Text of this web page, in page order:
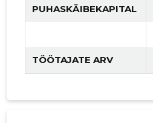
PUHASKÄIBEKAPITAL
TÖÖTAJATE ARV